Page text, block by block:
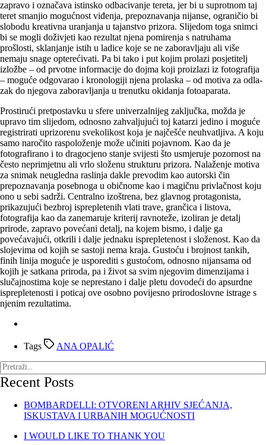
zapravo i označava istinsko odba­civanje tereta, jer bi u suprotnom taj
teret smanjio mogućnost viđenja, prepoznavanja nijanse, ograničio bi
slobodu kreativna uranjanja u tajanstvo prizora. Slijedom toga snimci
bi se mogli doživjeti kao rezultat njena pomirenja s natruhama
prošlosti, sklanjanje istih u ladice koje se ne zaboravljaju ali više
nemaju snage opterećivati. Pa bi tako i put kojim prolazi posjetitelj
izložbe – od prvotne informacije do dojma koji proizlazi iz fotografija
– moguće odgovarao i kronologiji njena prolaska – od motiva za odla­
zak do njegova zaboravljanja u trenutku okidanja fotoaparata.
Prostirući pretpostavku u sfere univerzalnijeg zaključka, možda je
upravo tim slijedom, odnosno zahvaljujući toj katarzi jedino i moguće
registrirati uprizorenu svekolikost koja je najčešće neuhvatljiva. A koju
samo naročito raspoloženje može učiniti pojavnom. Kao da je
fotografirano i to dragocjeno stanje svijesti što usmjeruje pozornost na
često neprimjetnu ali vrlo složenu strukturu prizora. Nalaženje motiva
za snimak neugledna raslinja dakle prevodim kao autorski čin
prepoznavanja posebnoga u običnome kao i magičnu privlačnost koju
ono u sebi sadrži. Centralno izoštrena, bez glavnog protagonista,
prikazujući bezbroj isprepletenih vlati trave, grančica i listova,
fotografija kao da zanemaruje kriterij ravnoteže, izoliran je detalj
prirode, zapravo povećani detalj, na kojem bismo, i dalje ga
povećavajući, otkrili i dalje jednaku isprepletenost i složenost. Kao da
slojevima od kojih se sastoji nema kraja. Gustoću i brojnost tankih,
finih linija moguće je usporediti s gustoćom, odnosno nijansama od
kojih je satkana priroda, pa i život sa svim njegovim dimenzijama i
slučajnostima koje se neprestano i dalje pletu dovodeći do apsurdne
isprepletenosti i poticaj ove osobno povijesno prirodo­slovne istrage s
njenim rezultatima.
Tags ANA OPALIĆ
Recent Posts
BOMBARDELLI: OTVORENI ARHIV SJEĆANJA,
ISKUSTAVA I URBANIH MOGUĆNOSTI
I WOULD LIKE TO THANK YOU